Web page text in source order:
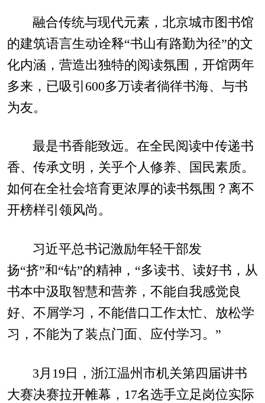
融合传统与现代元素，北京城市图书馆
的建筑语言生动诠释“书山有路勤为径”的文
化内涵，营造出独特的阅读氛围，开馆两年
多来，已吸引600多万读者徜徉书海、与书
为友。
最是书香能致远。在全民阅读中传递书
香、传承文明，关乎个人修养、国民素质。
如何在全社会培育更浓厚的读书氛围？离不
开榜样引领风尚。
习近平总书记激励年轻干部发
扬“挤”和“钻”的精神，“多读书、读好书，从
书本中汲取智慧和营养，不能自我感觉良
好、不屑学习，不能借口工作太忙、放松学
习，不能为了装点门面、应付学习。”
3月19日，浙江温州市机关第四届讲书
大赛决赛拉开帷幕，17名选手立足岗位实际